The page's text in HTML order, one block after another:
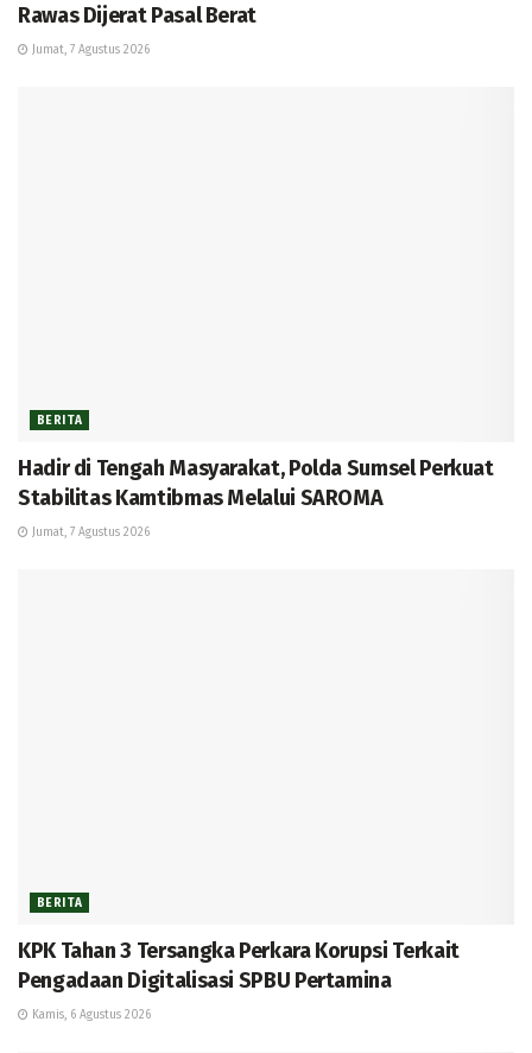
Rawas Dijerat Pasal Berat
Jumat, 7 Agustus 2026
BERITA
Hadir di Tengah Masyarakat, Polda Sumsel Perkuat
Stabilitas Kamtibmas Melalui SAROMA
Jumat, 7 Agustus 2026
BERITA
KPK Tahan 3 Tersangka Perkara Korupsi Terkait
Pengadaan Digitalisasi SPBU Pertamina
Kamis, 6 Agustus 2026